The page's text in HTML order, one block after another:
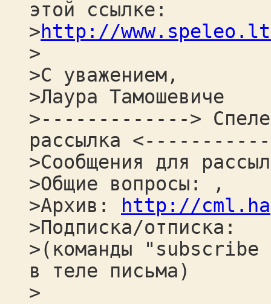
этой ссылке:
>http://
>
>С уважением,
>Лаура Тамошевиче
>------------->
рассылка
>Сообщения для
>Общие вопросы: ,
>Архив:
http://
>Подписка/отписка:
>(команды
в теле письма)
>